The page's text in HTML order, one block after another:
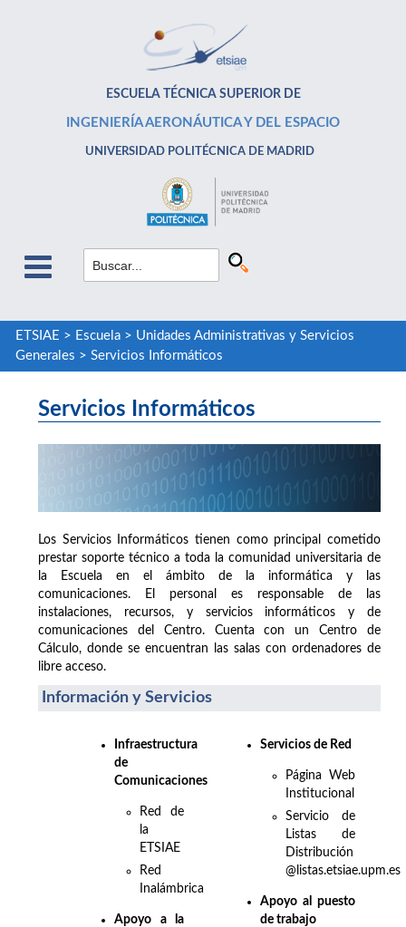
ESCUELA TÉCNICA SUPERIOR DE
INGENIERÍA AERONÁUTICA Y DEL ESPACIO
UNIVERSIDAD POLITÉCNICA DE MADRID
ETSIAE > Escuela> Unidades Administrativas y Servicios
Generales > Servicios Informáticos
Servicios Informáticos
Los Servicios Informáticos tienen como principal cometido
prestar soporte técnico a toda la comunidad universitaria de
la Escuela en el ámbito de la informática y las
comunicaciones. El personal es responsable de las
instalaciones, recursos, y servicios informáticos y de
comunicaciones del Centro. Cuenta con un Centro de
Cálculo, donde se encuentran las salas con ordenadores de
libre acceso.
Información y Servicios
Infraestructura
de
Comunicaciones
Red de
la
ETSIAE
Red
Inalámbrica
Apoyo a la
Servicios de Red
Página Web
Institucional
Servicio de
Listas de
Distribución
@listas.etsiae.upm.es
Apoyo al puesto
de trabajo